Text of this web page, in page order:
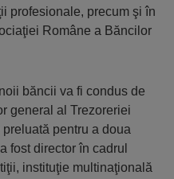
profesionale, precum şi în
Române a Băncilor
băncii va fi condus de
general al Trezoreriei
pentru a doua
fost director în cadrul
instituţie multinaţională